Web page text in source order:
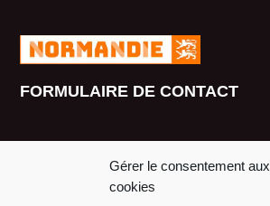
Gérer le consentement aux
cookies
FORMULAIRE DE CONTACT